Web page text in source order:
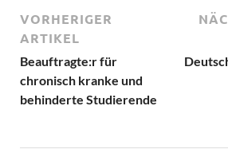
VORHERIGER
ARTIKEL
Beauftragte:r für
chronisch kranke und
behinderte Studierende